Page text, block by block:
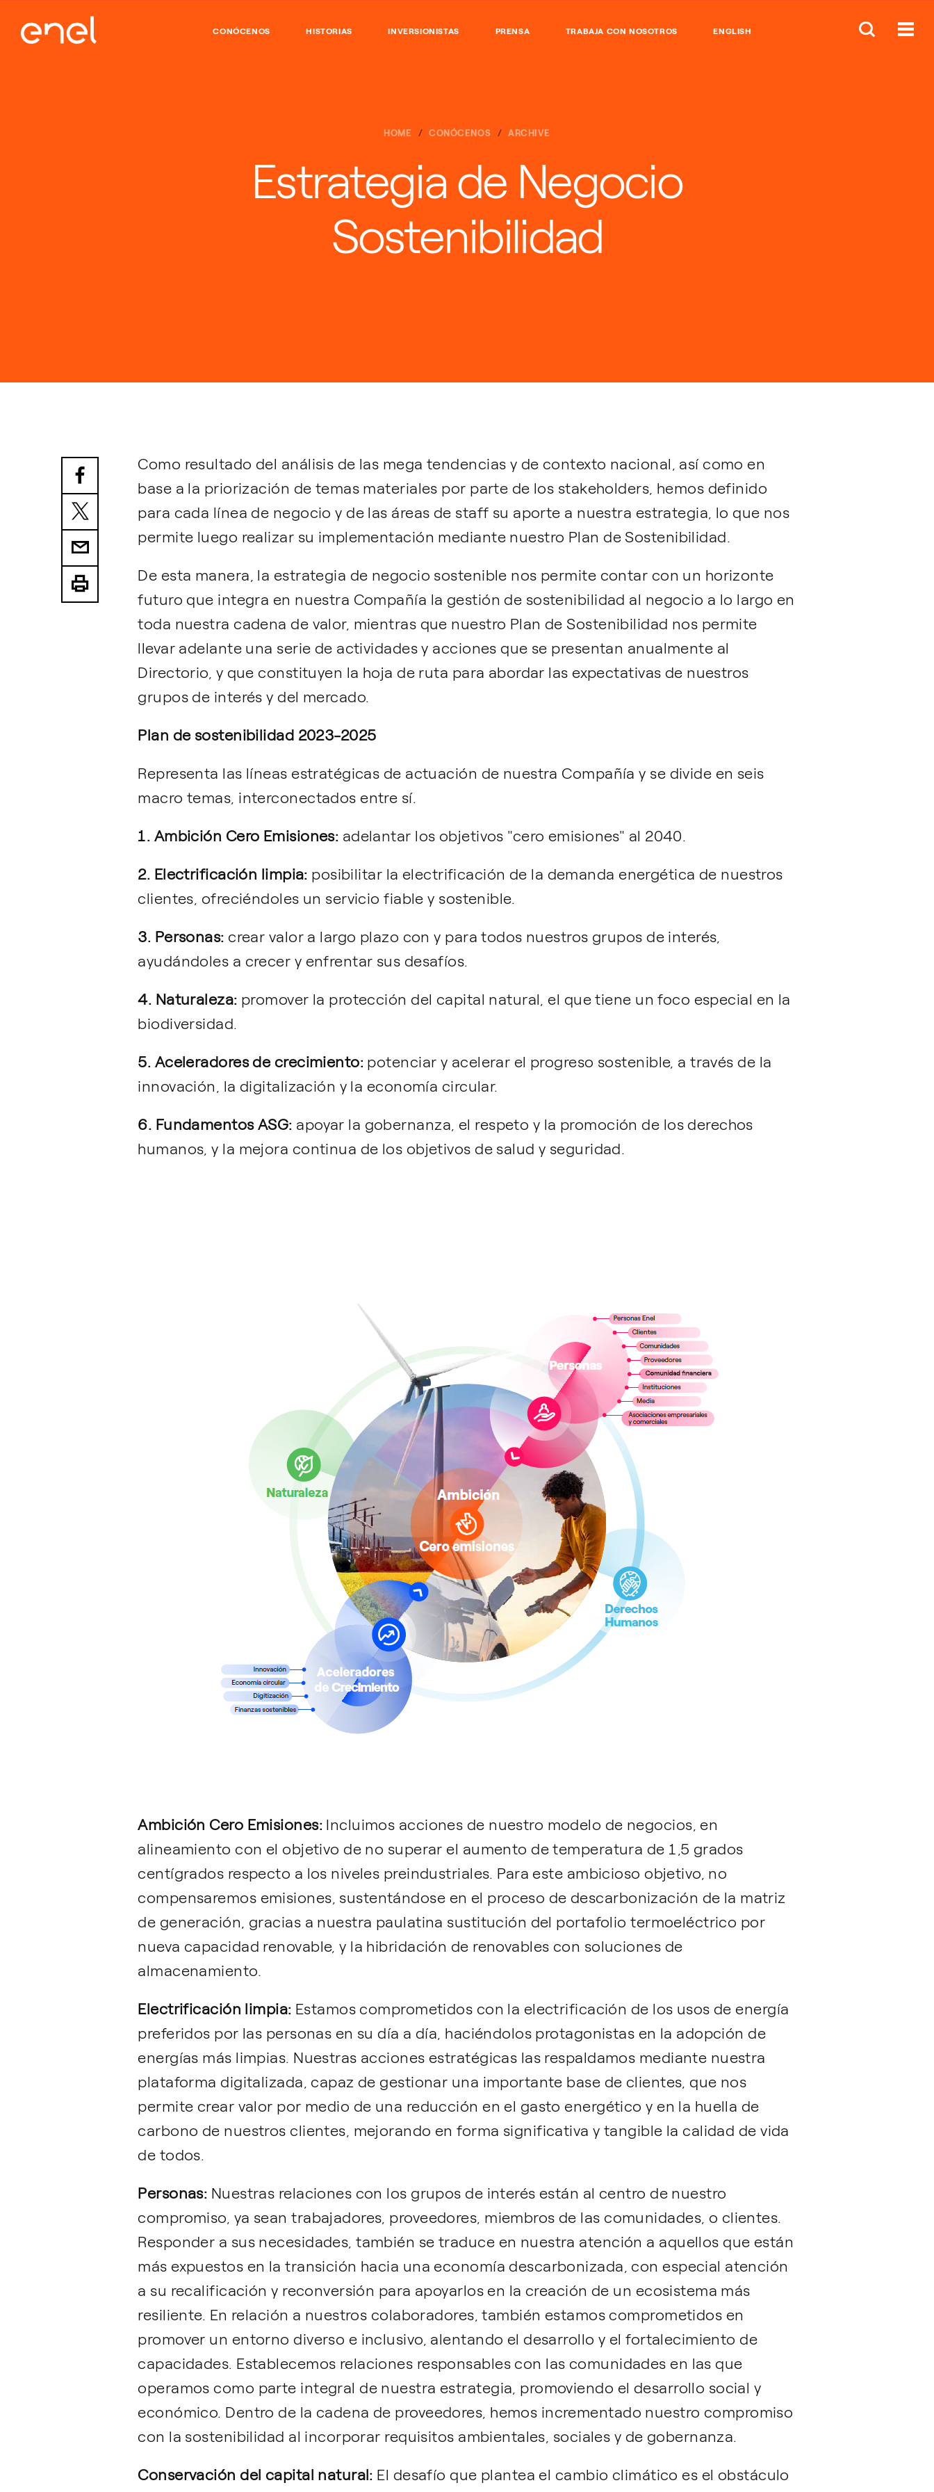
CONÓCENOS HISTORIAS INVERSIONISTAS PRENSA TRABAJA CON NOSOTROS ENGLISH
HOME CONÓCENOS ARCHIVE
Estrategia de Negocio
Sostenibilidad
Como resultado del análisis de las mega tendencias y de contexto nacional, así como en
base a la priorización de temas materiales por parte de los stakeholders, hemos definido
para cada línea de negocio y de las áreas de staff su aporte a nuestra estrategia, lo que nos
permite luego realizar su implementación mediante nuestro Plan de Sostenibilidad.
De esta manera, la estrategia de negocio sostenible nos permite contar con un horizonte
futuro que integra en nuestra Compañía la gestión de sostenibilidad al negocio a lo largo en
toda nuestra cadena de valor, mientras que nuestro Plan de Sostenibilidad nos permite
llevar adelante una serie de actividades y acciones que se presentan anualmente al
Directorio, y que constituyen la hoja de ruta para abordar las expectativas de nuestros
grupos de interés y del mercado.
Plan de sostenibilidad 2023-2025
Representa las líneas estratégicas de actuación de nuestra Compañía y se divide en seis
macro temas, interconectados entre sí.
1. Ambición Cero Emisiones: adelantar los objetivos "cero emisiones" al 2040.
2. Electrificación limpia: posibilitar la electrificación de la demanda energética de nuestros
clientes, ofreciéndoles un servicio fiable y sostenible.
3. Personas: crear valor a largo plazo con y para todos nuestros grupos de interés,
ayudándoles a crecer y enfrentar sus desafíos.
4. Naturaleza: promover la protección del capital natural, el que tiene un foco especial en la
biodiversidad.
5. Aceleradores de crecimiento: potenciar y acelerar el progreso sostenible, a través de la
innovación, la digitalización y la economía circular.
6. Fundamentos ASG: apoyar la gobernanza, el respeto y la promoción de los derechos
humanos, y la mejora continua de los objetivos de salud y seguridad.
Ambición Cero Emisiones: Incluimos acciones de nuestro modelo de negocios, en
alineamiento con el objetivo de no superar el aumento de temperatura de 1,5 grados
centígrados respecto a los niveles preindustriales. Para este ambicioso objetivo, no
compensaremos emisiones, sustentándose en el proceso de descarbonización de la matriz
de generación, gracias a nuestra paulatina sustitución del portafolio termoeléctrico por
nueva capacidad renovable, y la hibridación de renovables con soluciones de
almacenamiento.
Electrificación limpia: Estamos comprometidos con la electrificación de los usos de energía
preferidos por las personas en su día a día, haciéndolos protagonistas en la adopción de
energías más limpias. Nuestras acciones estratégicas las respaldamos mediante nuestra
plataforma digitalizada, capaz de gestionar una importante base de clientes, que nos
permite crear valor por medio de una reducción en el gasto energético y en la huella de
carbono de nuestros clientes, mejorando en forma significativa y tangible la calidad de vida
de todos.
Personas: Nuestras relaciones con los grupos de interés están al centro de nuestro
compromiso, ya sean trabajadores, proveedores, miembros de las comunidades, o clientes.
Responder a sus necesidades, también se traduce en nuestra atención a aquellos que están
más expuestos en la transición hacia una economía descarbonizada, con especial atención
a su recalificación y reconversión para apoyarlos en la creación de un ecosistema más
resiliente. En relación a nuestros colaboradores, también estamos comprometidos en
promover un entorno diverso e inclusivo, alentando el desarrollo y el fortalecimiento de
capacidades. Establecemos relaciones responsables con las comunidades en las que
operamos como parte integral de nuestra estrategia, promoviendo el desarrollo social y
económico. Dentro de la cadena de proveedores, hemos incrementado nuestro compromiso
con la sostenibilidad al incorporar requisitos ambientales, sociales y de gobernanza.
Conservación del capital natural: El desafío que plantea el cambio climático es el obstáculo